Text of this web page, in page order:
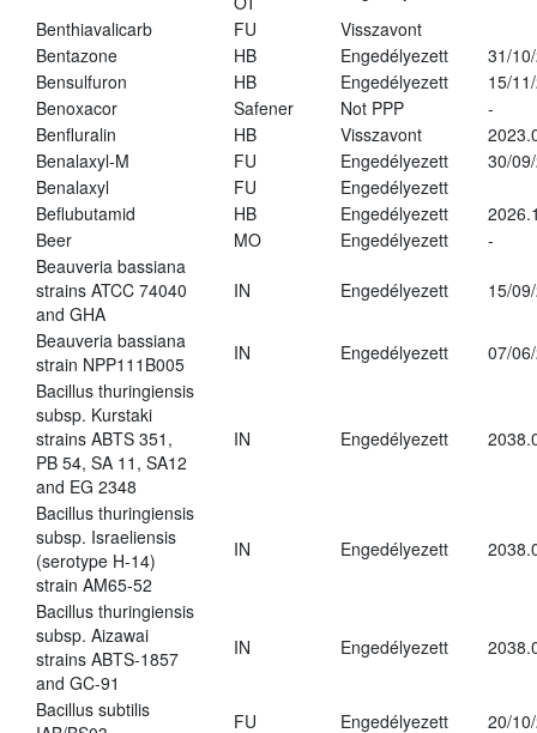
Benthiavalicarb
FU
Visszavont
Bentazone
HB Engedélyezett
31/
Bensulfuron
HB Engedélyezett
15/
Benoxacor
Safener Not PPP
-
Benfluralin
HB Visszavont
Benalaxyl-M
FU Engedélyezett
30/
Benalaxyl
FU
Engedélyezett
Beflubutamid
HB Engedélyezett
Beer
MO Engedélyezett
-
Beauveria bassiana
strains ATCC 74040
and GHA
IN Engedélyezett 15/
Beauveria bassiana
strain NPP111B005
IN Engedélyezett
07/
Bacillus thuringiensis
subsp. Kurstaki
strains ABTS 351,
PB 54, SA 11, SA12
and EG 2348
IN Engedélyezett
Bacillus thuringiensis
subsp. Israeliensis
(serotype H-14)
strain AM65-52
IN Engedélyezett
Bacillus thuringiensis
subsp. Aizawai
strains ABTS-1857
and GC-91
IN Engedélyezett
Bacillus subtilis
FU Engedélyezett 20/